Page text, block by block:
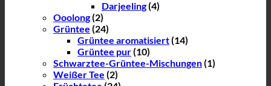
Darjeeling(4)
Ooolong(2)
Grüntee (24)
Grüntee aromatisiert(14)
Grüntee pur(10)
Schwarztee-Grüntee-Mischungen(1)
Weißer Tee (2)